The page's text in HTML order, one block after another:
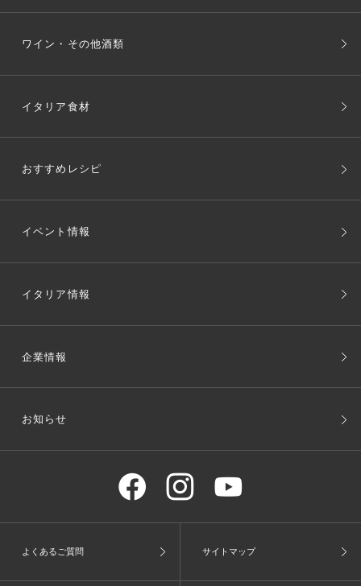
ワイン・その他酒類
イタリア食材
おすすめレシピ
イベント情報
イタリア情報
企業情報
お知らせ
よくあるご質問 サイトマップ